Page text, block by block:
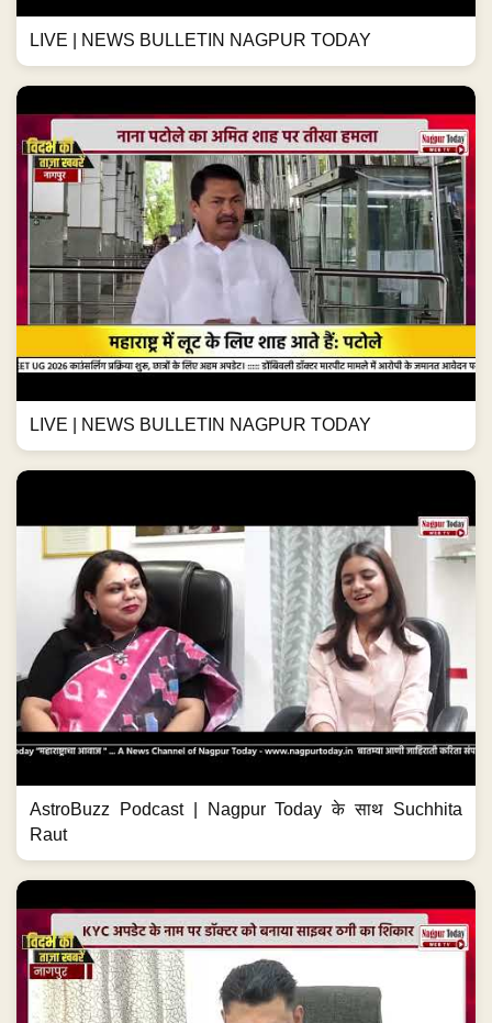
LIVE | NEWS BULLETIN NAGPUR TODAY
LIVE | NEWS BULLETIN NAGPUR TODAY
AstroBuzz Podcast | Nagpur Today के साथ Suchhita
Raut